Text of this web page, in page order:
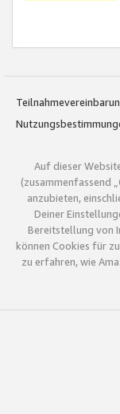
Auf dieser
(zusammenfassend
anzubieten,
Deiner
Bereitstellung von
können Cookies für
zu erfahren, wie